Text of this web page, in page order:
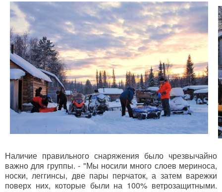
Наличие правильного снаряжения было чрезвычайно
важно для группы. - "Мы носили много слоев мериноса,
носки, леггинсы, две пары перчаток, а затем варежки
поверх них, которые были на 100% ветрозащитными.